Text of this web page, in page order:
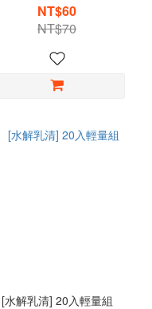
NT$60
NT$70
[水解乳清] 20入輕量組